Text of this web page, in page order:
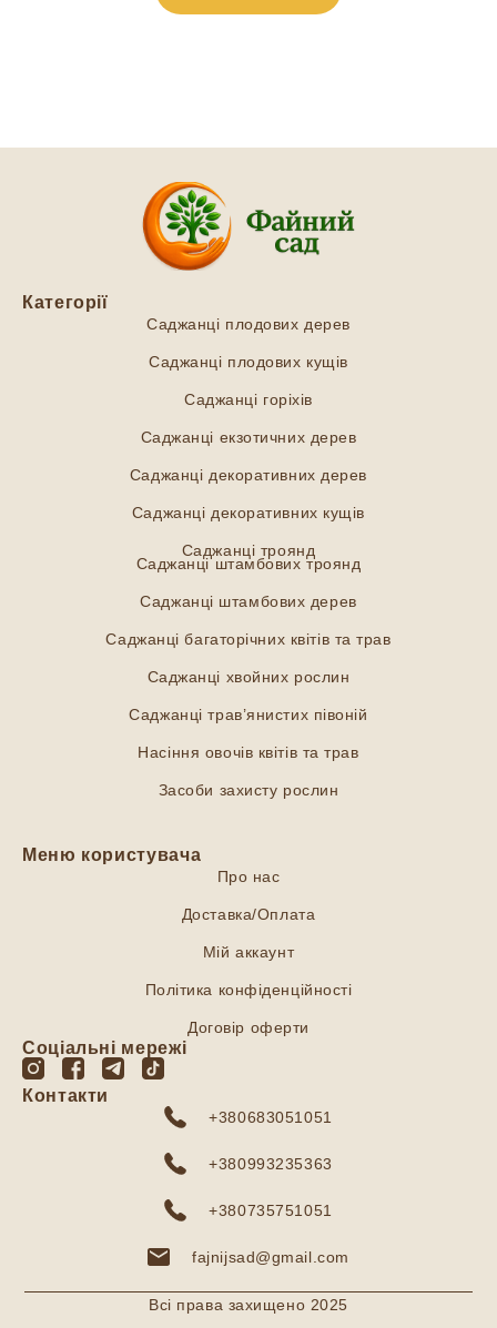
Категорії
Саджанці плодових дерев
Саджанці плодових кущів
Саджанці горіхів
Саджанці екзотичних дерев
Саджанці декоративних дерев
Саджанці декоративних кущів
Саджанці троянд
Саджанці штамбових троянд
Саджанці штамбових дерев
Саджанці багаторічних квітів та трав
Саджанці хвойних рослин
Саджанці трав’янистих півоній
Насіння овочів квітів та трав
Засоби захисту рослин
Меню користувача
Про нас
Доставка/Оплата
Мій аккаунт
Політика конфіденційності
Договір оферти
Соціальні мережі
Контакти
+380683051051
+380993235363
+380735751051
fajnijsad@gmail.com
Всі права захищено 2025